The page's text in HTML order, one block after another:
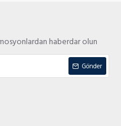
haberdar olun
Gönder